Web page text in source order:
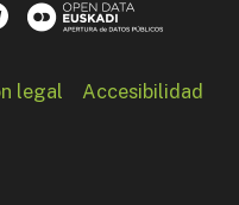
legal Accesibilidad